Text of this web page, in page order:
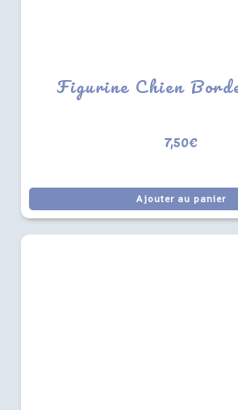
Figurine Chien
7,50€
Ajouter au panier